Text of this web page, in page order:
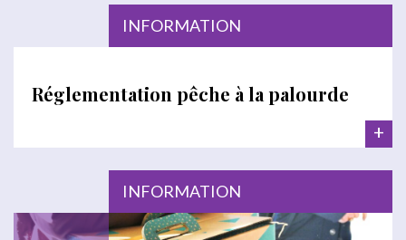
INFORMATION
Réglementation pêche à la palourde
+
INFORMATION